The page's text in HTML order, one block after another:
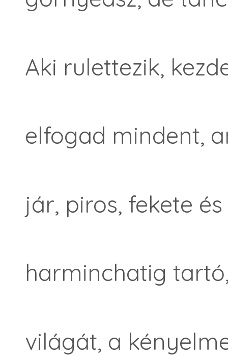
Aki rulettezik,
elfogad mindent,
jár, piros, fekete
harminchatig
világát, a